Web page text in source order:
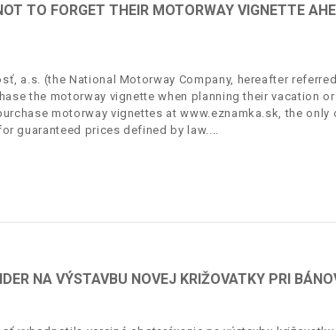
TO FORGET THEIR MOTORWAY VIGNETTE
a.s. (the National Motorway Company, hereafter
the motorway vignette when planning their vacation
motorway vignettes at www.eznamka.sk, the
guaranteed prices defined by law.
NA VÝSTAVBU NOVEJ KRIŽOVATKY PRI